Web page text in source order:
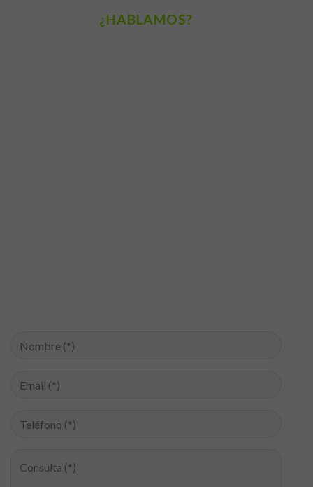
¿HABLAMOS?